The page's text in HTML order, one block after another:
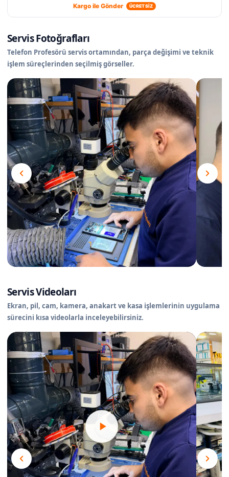
Kargo ile Gönder ÜCRETSİZ
Servis Fotoğrafları
Telefon Profesörü servis ortamından, parça değişimi ve teknik
işlem süreçlerinden seçilmiş görseller.
Servis Videoları
Ekran, pil, cam, kamera, anakart ve kasa işlemlerinin uygulama
sürecini kısa videolarla inceleyebilirsiniz.